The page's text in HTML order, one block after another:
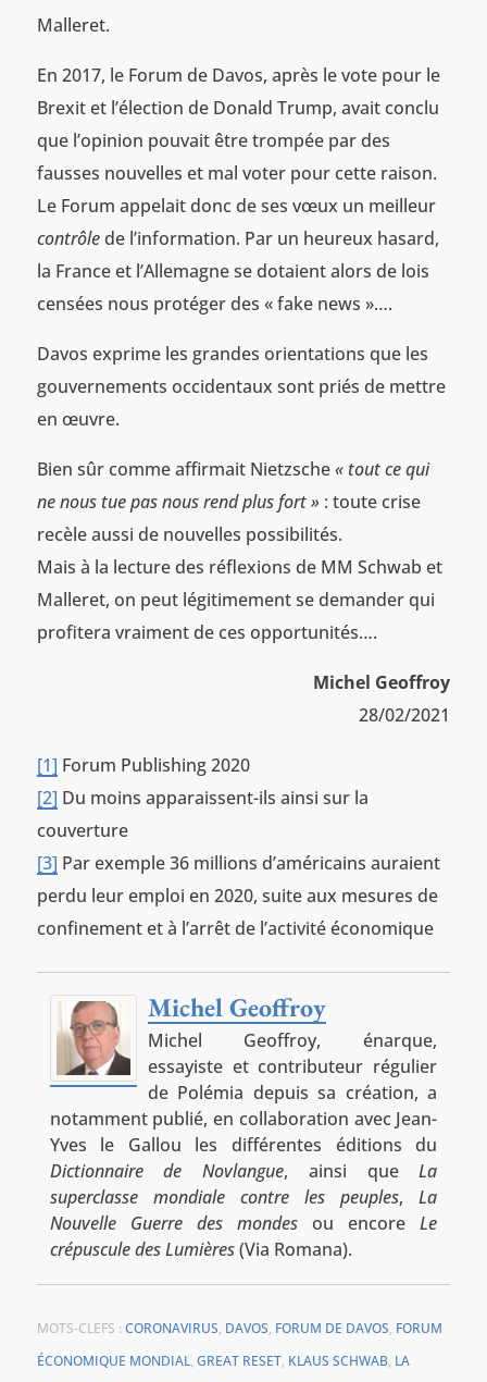
Malleret.
En 2017, le Forum de Davos, après le vote pour le
Brexit et l’élection de Donald Trump, avait conclu
que l’opinion pouvait être trompée par des
fausses nouvelles et mal voter pour cette raison.
Le Forum appelait donc de ses vœux un meilleur
contrôlede l’information. Par un heureux hasard,
la France et l’Allemagne se dotaient alors de lois
censées nous protéger des « fake news »….
Davos exprime les grandes orientations que les
gouvernements occidentaux sont priés de mettre
en œuvre.
Bien sûr comme affirmait Nietzsche« tout ce qui
ne nous tue pas nous rend plus fort » : toute crise
recèle aussi de nouvelles possibilités.
Mais à la lecture des réflexions de MM Schwab et
Malleret, on peut légitimement se demander qui
profitera vraiment de ces opportunités….
Michel Geoffroy
28/02/2021
[1] Forum Publishing 2020
[2] Du moins apparaissent-ils ainsi sur la
couverture
[3] Par exemple 36 millions d’américains auraient
perdu leur emploi en 2020, suite aux mesures de
confinement et à l’arrêt de l’activité économique
Michel Geoffroy
Michel Geoffroy, énarque,
essayiste et contributeur régulier
de Polémia depuis sa création, a
notamment publié, en collaboration avec Jean-
Yves le Gallou les différentes éditions du
Dictionnaire de Novlangue, ainsi queLa
superclasse mondiale contre les peuples,La
Nouvelle Guerre des mondes ou encoreLe
crépuscule des Lumières(Via Romana).
MOTS-CLEFS : CORONAVIRUS, DAVOS, FORUM DE DAVOS, FORUM
ÉCONOMIQUE MONDIAL, GREAT RESET, KLAUS SCHWAB, LA